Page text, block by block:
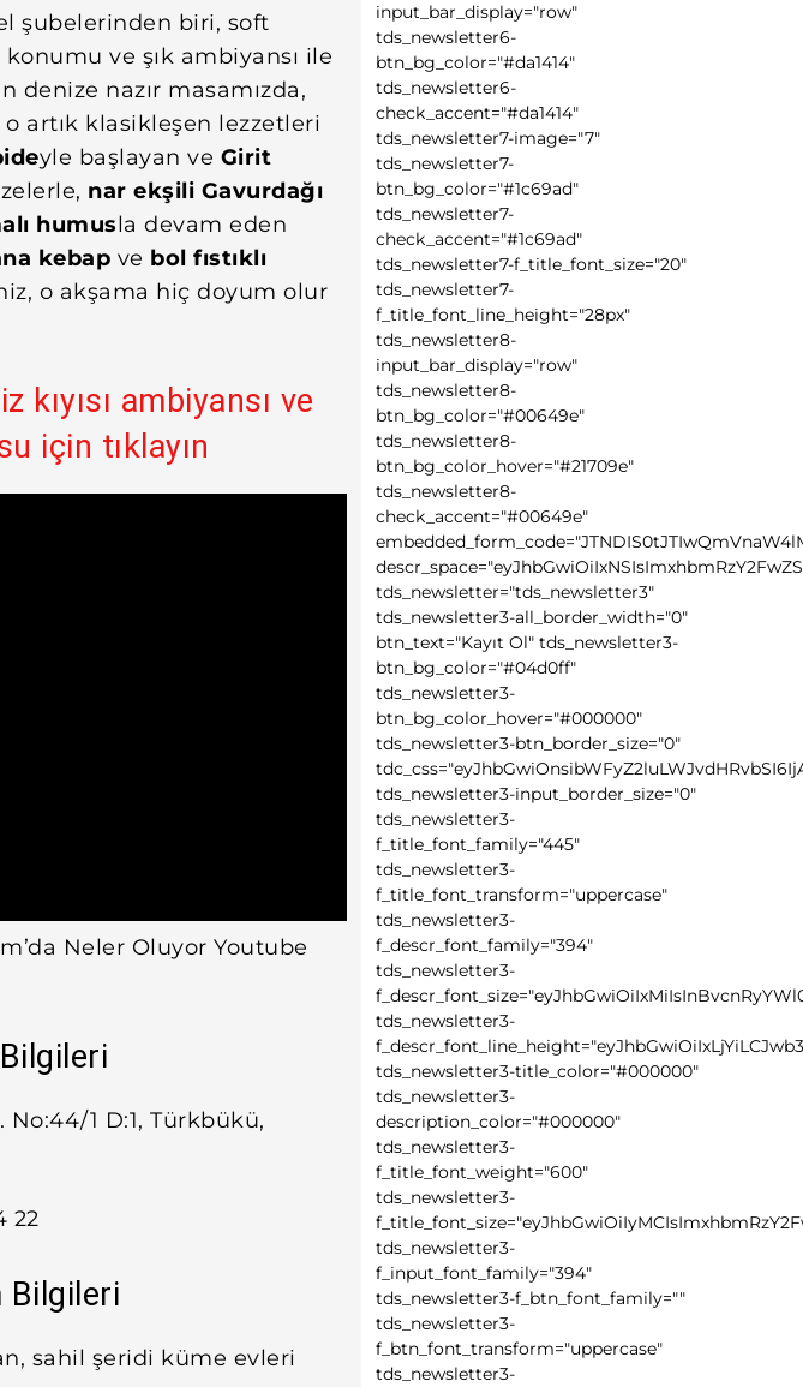
şubelerinden biri, soft
konumu ve şık ambiyansı ile
denize nazır masamızda,
o artık klasikleşen lezzetleri
yle başlayan ve Girit
nar ekşili Gavurdağı
humusla devam eden
kebap ve bol fıstıklı
o akşama hiç doyum olur
kıyısı ambiyansı ve
için tıklayın
Neler Oluyor Youtube
1 D:1, Türkbükü,
22
Bilgileri
sahil şeridi küme evleri
input_bar_display="row"
tds_newsletter6-
btn_bg_color="#da1414"
tds_newsletter6-
check_accent="#da1414"
tds_newsletter7-image="7"
tds_newsletter7-
btn_bg_color="#1c69ad"
tds_newsletter7-
check_accent="#1c69ad"
tds_newsletter7-f_title_font_size="20"
tds_newsletter7-
f_title_font_line_height="28px"
tds_newsletter8-
input_bar_display="row"
tds_newsletter8-
btn_bg_color="#00649e"
tds_newsletter8-
btn_bg_color_hover="#21709e"
tds_newsletter8-
check_accent="#00649e"
tds_newsletter="tds_newsletter3"
tds_newsletter3-all_border_width="0"
btn_text="Kayıt Ol" tds_newsletter3-
btn_bg_color="#04d0ff"
tds_newsletter3-
btn_bg_color_hover="#000000"
tds_newsletter3-btn_border_size="0"
tds_newsletter3-input_border_size="0"
tds_newsletter3-
f_title_font_family="445"
tds_newsletter3-
f_title_font_transform="uppercase"
tds_newsletter3-
f_descr_font_family="394"
tds_newsletter3-
tds_newsletter3-
tds_newsletter3-title_color="#000000"
tds_newsletter3-
description_color="#000000"
tds_newsletter3-
f_title_font_weight="600"
tds_newsletter3-
tds_newsletter3-
f_input_font_family="394"
tds_newsletter3-f_btn_font_family=""
tds_newsletter3-
f_btn_font_transform="uppercase"
tds_newsletter3-